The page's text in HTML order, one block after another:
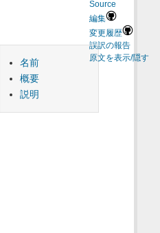
Source
編集
変更履歴
誤訳の報告
原文を表示/隠す
名前
概要
説明